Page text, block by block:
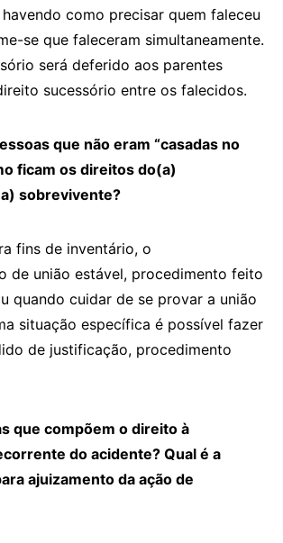
como precisar quem faleceu
se que faleceram simultaneamente.
será deferido aos parentes
sucessório entre os falecidos.
que não eram “casadas no
ficam os direitos do(a)
sobrevivente?
fins de inventário, o
de união estável, procedimento feito
quando cuidar de se provar a união
situação específica é possível fazer
de justificação, procedimento
que compõem o direito à
do acidente? Qual é a
ajuizamento da ação de